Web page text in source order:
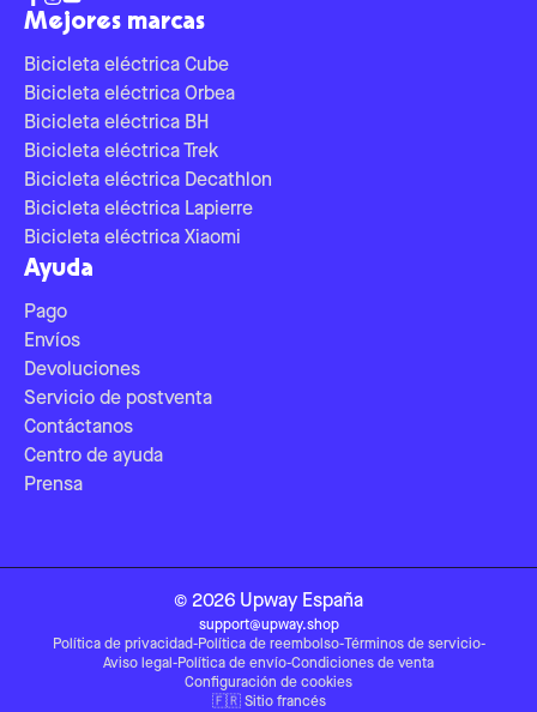
Mejores marcas
Bicicleta eléctrica Cube
Bicicleta eléctrica Orbea
Bicicleta eléctrica BH
Bicicleta eléctrica Trek
Bicicleta eléctrica Decathlon
Bicicleta eléctrica Lapierre
Bicicleta eléctrica Xiaomi
Ayuda
Pago
Envíos
Devoluciones
Servicio de postventa
Contáctanos
Centro de ayuda
Prensa
© 2026 Upway España
support@upway.shop
Política de privacidad-Política de reembolso-Términos de servicio-
Aviso legal -Política de envío-Condiciones de venta
Configuración de cookies
🇫🇷 Sitio francés